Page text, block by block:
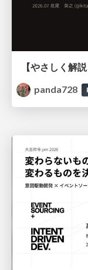
panda728